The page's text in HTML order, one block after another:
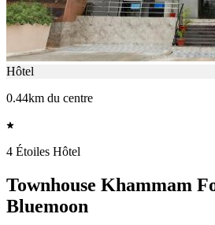
Hôtel
0.44km du centre
4 Étoiles Hôtel
Townhouse Khammam
Bluemoon